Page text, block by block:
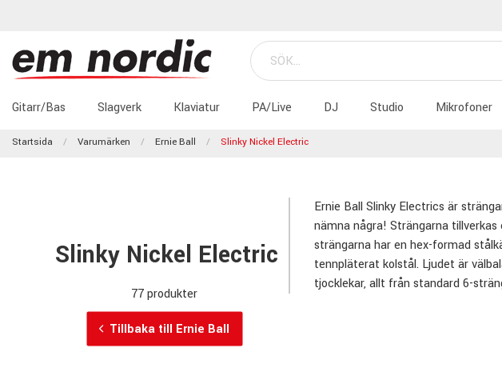
Gitarr/Bas Slagverk Klaviatur PA/Live DJ Studio Mikrofoner
Startsida Varumärken Ernie Ball Slinky Nickel Electric
Slinky Nickel Electric
77 produkter
Tillbaka till Ernie Ball
Ernie Ball Slinky Electrics är
nämna några! Strängarna
strängarna har en hex-formad
tennpläterat kolstål. Ljudet är
tjocklekar, allt från standard 6-